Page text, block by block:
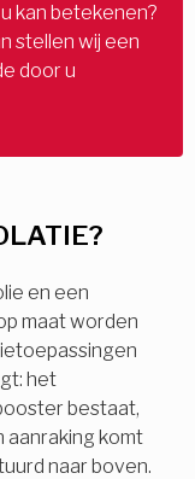
en een
maat worden
het
bestaat,
komt
naar boven.
kan betekenen?
stellen wij een
door u